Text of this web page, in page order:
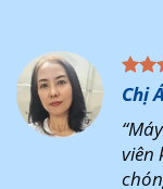
Chị
viên